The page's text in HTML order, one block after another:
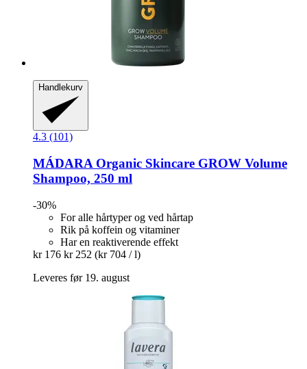
Handlekurv
4.3 (101)
MÁDARA Organic Skincare GROW Volume
Shampoo, 250 ml
-30%
For alle hårtyper og ved hårtap
Rik på koffein og vitaminer
Har en reaktiverende effekt
kr 176 kr 252 (kr 704 / l)
Leveres før 19. august